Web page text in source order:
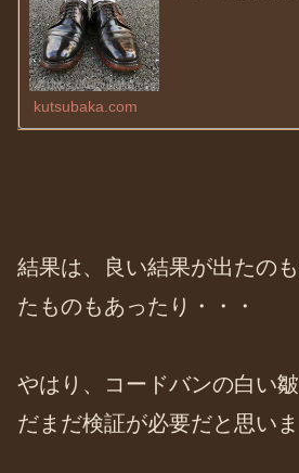
kutsubaka.com
結果は、良い結果が出たの
たものもあったり・・・
やはり、コードバンの白い
だまだ検証が必要だと思いま